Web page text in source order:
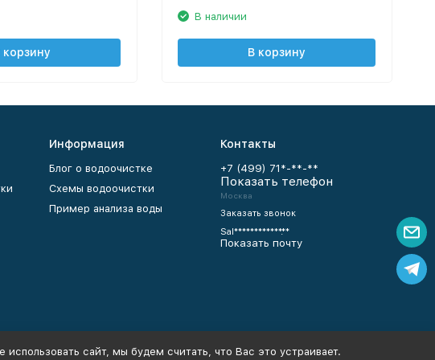
корзину
В наличии
В корзину
Информация
Блог о водоочистке
Схемы водоочистки
Пример анализа воды
Контакты
+7 (499) 71*-**-**
Показать телефон
Москва
Заказать звонок
Sal************.**
Показать почту
сайт, мы будем считать, что Вас это устраивает.